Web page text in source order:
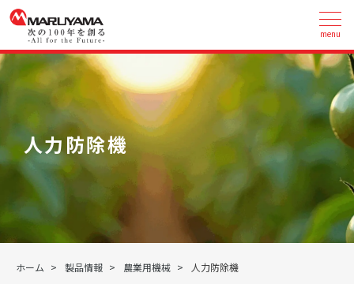
menu
人力防除機
ホーム 製品情報 農業用機械 人力防除機